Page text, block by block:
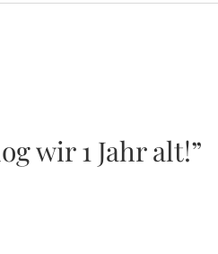
wir 1 Jahr alt!”